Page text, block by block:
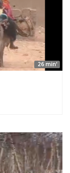
26 min'